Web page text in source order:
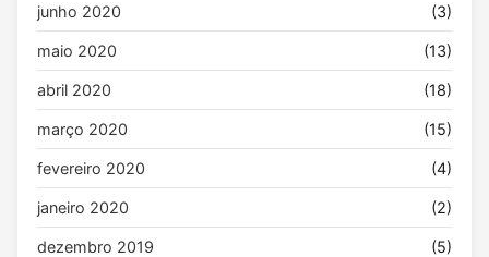
junho 2020 (3)
maio 2020 (13)
abril 2020 (18)
março 2020 (15)
fevereiro 2020 (4)
janeiro 2020 (2)
dezembro 2019 (5)